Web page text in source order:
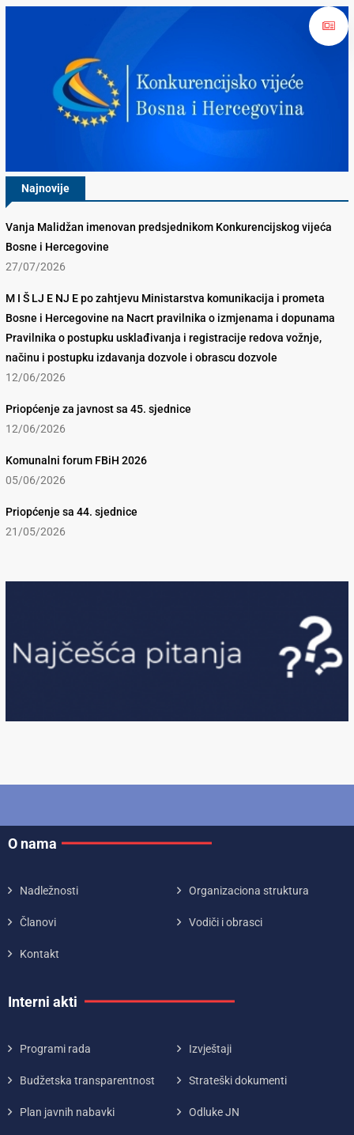
Najnovije
Vanja Malidžan imenovan predsjednikom Konkurencijskog vijeća
Bosne i Hercegovine
27/07/2026
M I Š LJ E NJ E po zahtjevu Ministarstva komunikacija i prometa
Bosne i Hercegovine na Nacrt pravilnika o izmjenama i dopunama
Pravilnika o postupku usklađivanja i registracije redova vožnje,
načinu i postupku izdavanja dozvole i obrascu dozvole
12/06/2026
Priopćenje za javnost sa 45. sjednice
12/06/2026
Komunalni forum FBiH 2026
05/06/2026
Priopćenje sa 44. sjednice
21/05/2026
O nama
Nadležnosti Organizaciona struktura
Članovi Vodiči i obrasci
Kontakt
Interni akti
Programi rada Izvještaji
Budžetska transparentnost Strateški dokumenti
Plan javnih nabavki Odluke JN